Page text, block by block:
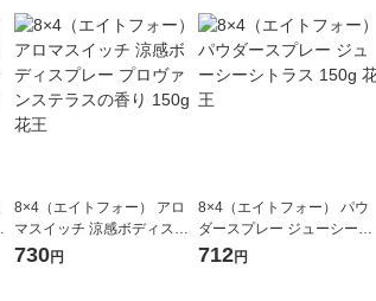
8×4（エイトフォー） アロ
マスイッチ 涼感ボディスプ
レー プロヴァンステラスの
730円
8×4（エイトフォー） パウ
ダースプレー ジューシーシ
トラス 150g 花王
712円